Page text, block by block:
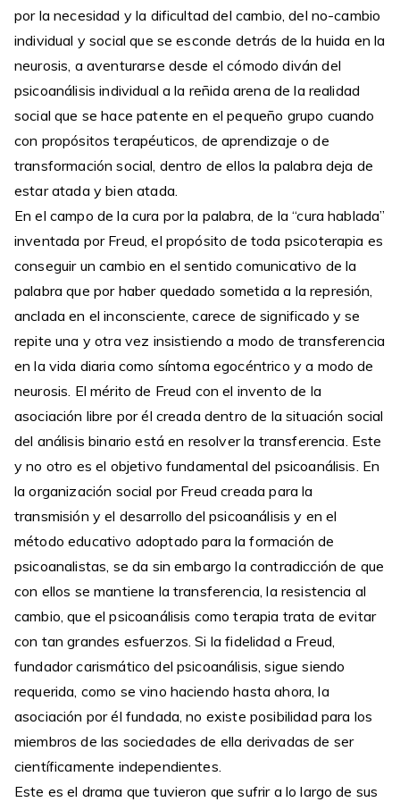
por la necesidad y la dificultad del cambio, del no-cambio
individual y social que se esconde detrás de la huida en la
neurosis, a aventurarse desde el cómodo diván del
psicoanálisis individual a la reñida arena de la realidad
social que se hace patente en el pequeño grupo cuando
con propósitos terapéuticos, de aprendizaje o de
transformación social, dentro de ellos la palabra deja de
estar atada y bien atada.
En el campo de la cura por la palabra, de la “cura hablada”
inventada por Freud, el propósito de toda psicoterapia es
conseguir un cambio en el sentido comunicativo de la
palabra que por haber quedado sometida a la represión,
anclada en el inconsciente, carece de significado y se
repite una y otra vez insistiendo a modo de transferencia
en la vida diaria como síntoma egocéntrico y a modo de
neurosis. El mérito de Freud con el invento de la
asociación libre por él creada dentro de la situación social
del análisis binario está en resolver la transferencia. Este
y no otro es el objetivo fundamental del psicoanálisis. En
la organización social por Freud creada para la
transmisión y el desarrollo del psicoanálisis y en el
método educativo adoptado para la formación de
psicoanalistas, se da sin embargo la contradicción de que
con ellos se mantiene la transferencia, la resistencia al
cambio, que el psicoanálisis como terapia trata de evitar
con tan grandes esfuerzos. Si la fidelidad a Freud,
fundador carismático del psicoanálisis, sigue siendo
requerida, como se vino haciendo hasta ahora, la
asociación por él fundada, no existe posibilidad para los
miembros de las sociedades de ella derivadas de ser
científicamente independientes.
Este es el drama que tuvieron que sufrir a lo largo de sus